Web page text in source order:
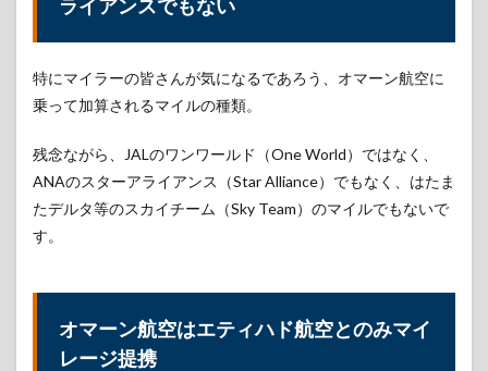
1.4
シン
ッド
マイ
した
らマ
イレ
ージ
える
2
Sindbad
ライアンスでもない
特にマイラーの皆さんが気になるであろう、オマーン航空に
乗って加算されるマイルの種類。
残念ながら、JALのワンワールド（One World）ではなく、
ANAのスターアライアンス（Star Alliance）でもなく、はたま
たデルタ等のスカイチーム（Sky Team）のマイルでもないで
す。
オマーン航空はエティハド航空とのみマイ
レージ提携